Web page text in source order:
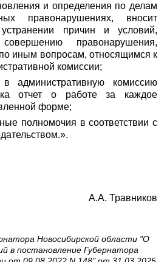
и определения по делам
правонарушениях, вносит
причин и условий,
совершению правонарушения,
иным вопросам, относящимся к
комиссии;
в административную комиссию
отчет о работе за каждое
форме;
полномочия в соответствии с
А.А. Травников
Новосибирской области "О
в постановление Губернатора